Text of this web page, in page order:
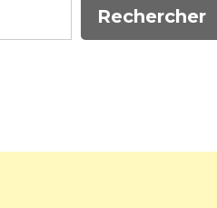
Rechercher